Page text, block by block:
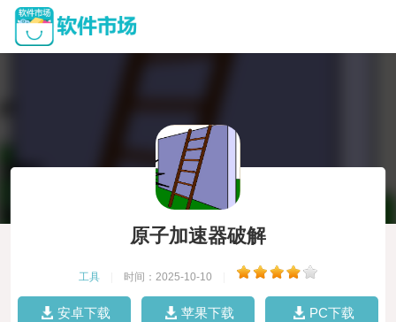
原子加速器破解
工具 时间：2025-10-10
安卓下载 苹果下载 PC下载